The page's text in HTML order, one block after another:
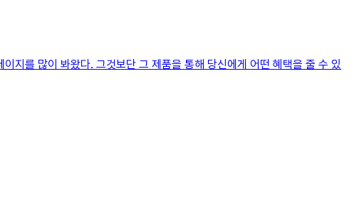
지를 많이 봐왔다. 그것보단 그 제품을 통해 당신에게 어떤 혜택을 줄 수 있